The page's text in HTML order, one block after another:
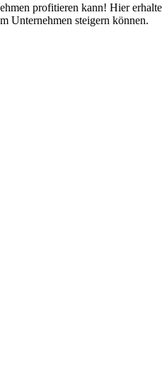
profitieren kann! Hier
Unternehmen steigern können.